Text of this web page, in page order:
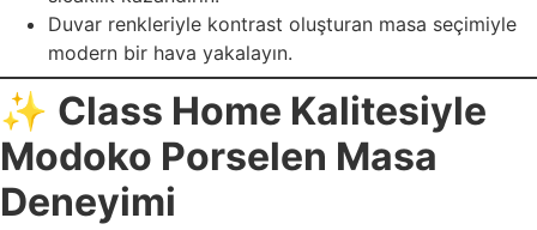
Duvar renkleriyle kontrast oluşturan masa seçimiyle
modern bir hava yakalayın.
✨ Class Home Kalitesiyle
Modoko Porselen Masa
Deneyimi